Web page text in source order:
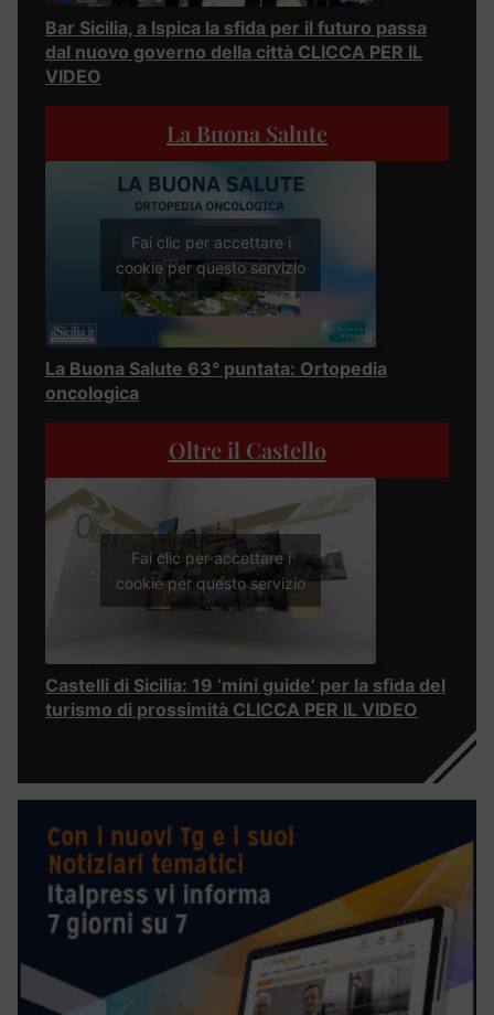
Bar Sicilia, a Ispica la sfida per il futuro passa
dal nuovo governo della città CLICCA PER IL
VIDEO
La Buona Salute
Fai clic per accettare i
cookie per questo servizio
La Buona Salute 63° puntata: Ortopedia
oncologica
Oltre il Castello
Fai clic per accettare i
cookie per questo servizio
Castelli di Sicilia: 19 ‘mini guide’ per la sfida del
turismo di prossimità CLICCA PER IL VIDEO